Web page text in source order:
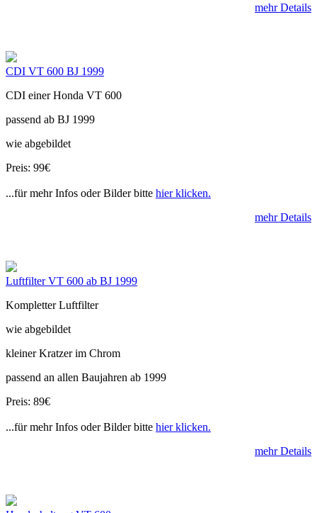
mehr Details
CDI VT 600 BJ 1999
CDI einer Honda VT 600
passend ab BJ 1999
wie abgebildet
Preis: 99€
...für mehr Infos oder Bilder bitte hier klicken.
mehr Details
Luftfilter VT 600 ab BJ 1999
Kompletter Luftfilter
wie abgebildet
kleiner Kratzer im Chrom
passend an allen Baujahren ab 1999
Preis: 89€
...für mehr Infos oder Bilder bitte hier klicken.
mehr Details